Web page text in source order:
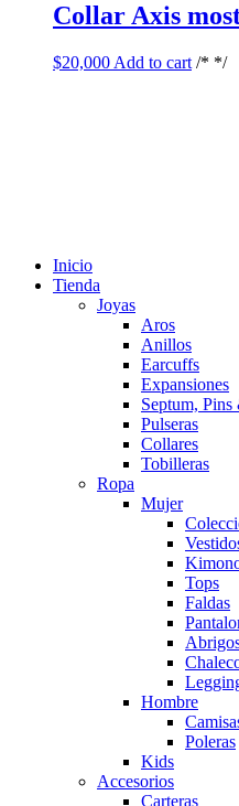
Collar Axis
$20,000 Add to cart /* */
Inicio
Tienda
Joyas
Aros
Anillos
Earcuffs
Expansiones
Septum,
Pulseras
Collares
Tobilleras
Ropa
Mujer
Tops
Faldas
Hombre
Poleras
Kids
Accesorios
Carteras